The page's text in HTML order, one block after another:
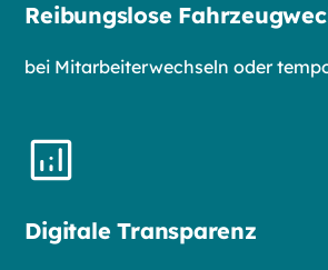
Reibungslose
bei Mitarbeiterwechseln oder
Digitale Transparenz